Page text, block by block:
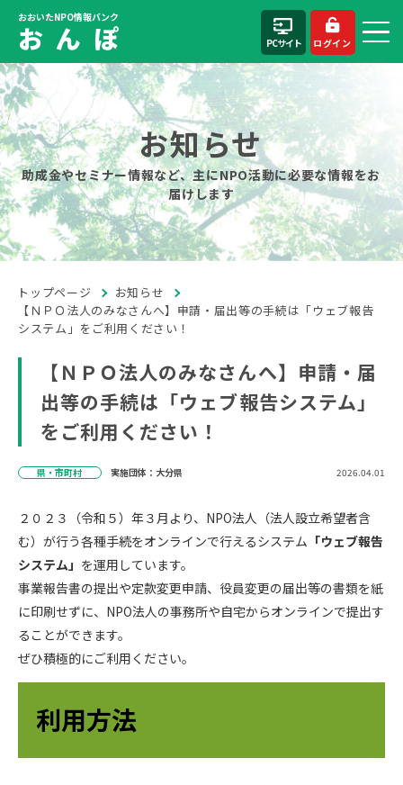
おおいたNPO情報バンク
お ん ぽ PCサイト ログイン
お知らせ
助成金やセミナー情報など、主にNPO活動に必要な情報をお
届けします
トップページ
お知らせ
【ＮＰＯ法人のみなさんへ】申請・届出等の手続は「ウェブ報告
システム」をご利用ください！
【ＮＰＯ法人のみなさんへ】申請・届
出等の手続は「ウェブ報告システム」
をご利用ください！
県・市町村 実施団体：大分県 2026.04.01
２０２３（令和５）年３月より、NPO法人（法人設立希望者含
む）が行う各種手続をオンラインで行えるシステム 「ウェブ報告
システム」 を運用しています。
事業報告書の提出や定款変更申請、役員変更の届出等の書類を紙
に印刷せずに、NPO法人の事務所や自宅からオンラインで提出す
ることができます。
ぜひ積極的にご利用ください。
利用方法